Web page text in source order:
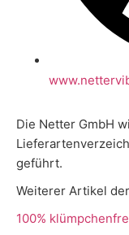
Die Netter GmbH
geführt.
Weiterer Artikel
100%